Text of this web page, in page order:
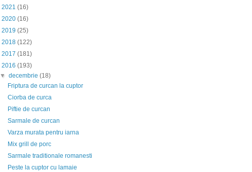
2021 (16)
2020 (16)
2019 (25)
2018 (122)
2017 (181)
2016 (193)
▼decembrie(18)
Friptura de curcan la cuptor
Ciorba de curca
Piftie de curcan
Sarmale de curcan
Varza murata pentru iarna
Mix grill de porc
Sarmale traditionale romanesti
Peste la cuptor cu lamaie